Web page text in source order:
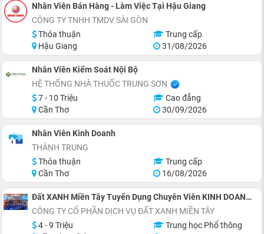
Nhân Viên Bán Hàng - Làm Việc Tại Hậu Giang
CÔNG TY TNHH TMDV SÀI GÒN
Thỏa thuận
Trung cấp
Hậu Giang
31/08/2026
Nhân Viên Kiểm Soát Nội Bộ
HỆ THỐNG NHÀ THUỐC TRUNG SƠN
7 - 10 Triệu
Cao đẳng
Cần Thơ
30/09/2026
Nhân Viên Kinh Doanh
THÀNH TRUNG
Thỏa thuận
Trung cấp
Cần Thơ
16/08/2026
Đất XANH Miền Tây Tuyển Dụng Chuyên Viên KINH DOANH Bất Động Sản
CÔNG TY CỔ PHẦN DỊCH VỤ ĐẤT XANH MIỀN TÂY
4 - 9 Triệu
Trung học Phổ thông